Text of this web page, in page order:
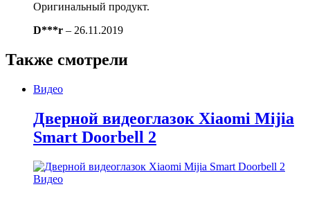
Оригинальный продукт.
D***r – 26.11.2019
Также смотрели
Видео
Дверной видеоглазок Xiaomi Mijia
Smart Doorbell 2
Видео